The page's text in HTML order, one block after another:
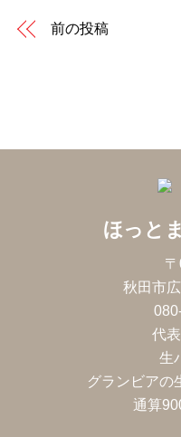
前の投稿
ほっと
秋田市
代
生
グランビアの
通算